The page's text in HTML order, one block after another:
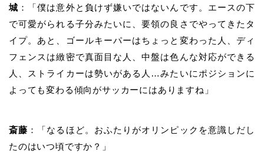
城 ：「僕は意外と負けず嫌いではないんです。エースの下
で可愛がられる子分みたいに、要領の良さでやってきたタ
イプ。あと、ゴールキーパーはちょっと変わった人、ディ
フェンスは緻密で真面目な人、中盤は色んな対応ができる
人、ストライカーは勢いがある人 …みたいにポジションに
よっても変わる傾向がサッカーにはありますね」
斎藤 ：「なるほど。おふたりがオリンピックを意識しだし
たのはいつ頃ですか？」